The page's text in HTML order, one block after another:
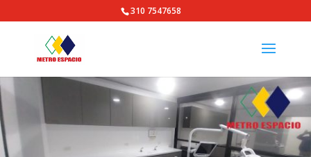
310 7547658